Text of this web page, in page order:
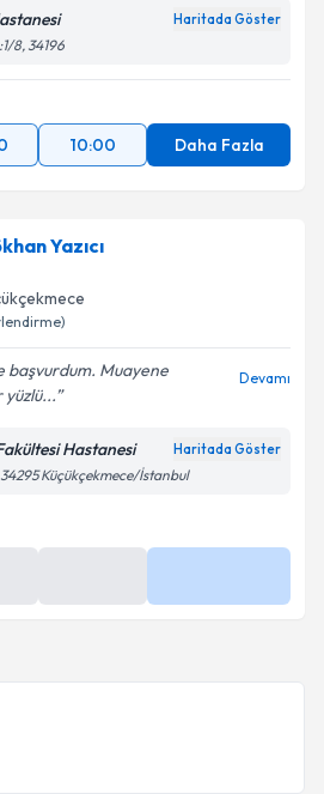
Haritada Göster
8, 34196
10:00 Daha Fazla
Yazıcı
başvurdum. Muayene
Devamı
Hastanesi Haritada Göster
Küçükçekmece/İstanbul